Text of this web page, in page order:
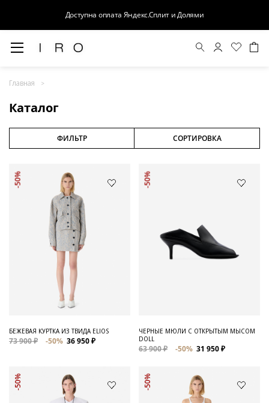
Доступна оплата Яндекс.Сплит и Долями
Главная
Каталог
Распродажа
Для нее
ФИЛЬТР СОРТИРОВКА
-50%
БЕЖЕВАЯ КУРТКА ИЗ ТВИДА ELIOS
73 900 ₽ -50% 36 950 ₽
-50%
ЧЕРНЫЕ МЮЛИ С ОТКРЫТЫМ МЫСОМ
DOLL
63 900 ₽ -50% 31 950 ₽
-50% -50%